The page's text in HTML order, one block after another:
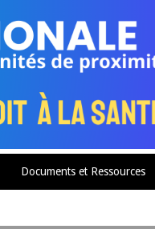
Documents et Ressources